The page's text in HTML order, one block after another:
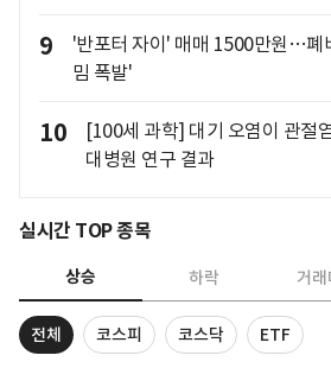
9
'반포터 자이' 매매 1500만원…폐
밈 폭발'
10
[100세 과학] 대기 오염이 관절
대병원 연구 결과
실시간 TOP 종목
상승 하락 거
전체 코스피 코스닥 ETF